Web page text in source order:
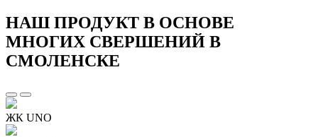
НАШ ПРОДУКТ В ОСНОВЕ
МНОГИХ СВЕРШЕНИЙ В
СМОЛЕНСКЕ
ЖК UNO